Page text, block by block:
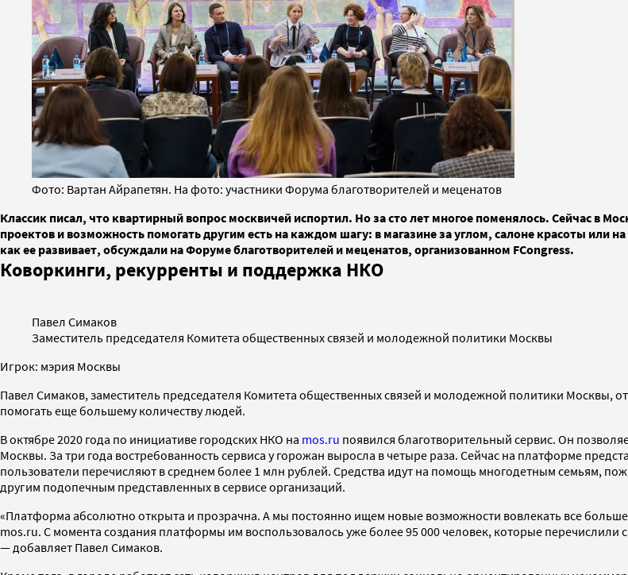
Фото: Вартан Айрапетян. На фото: участники Форума благотворителей и меценатов
Классик писал, что квартирный вопрос москвичей испортил. Но за сто лет многое поменялось. Сейчас в
проектов и возможность помогать другим есть на каждом шагу: в магазине за углом, салоне красоты или
как ее развивает, обсуждали на Форуме благотворителей и меценатов, организованном FCongress.
Коворкинги, рекурренты и поддержка НКО
Павел Симаков
Заместитель председателя Комитета общественных связей и молодежной политики Москвы
Игрок: мэрия Москвы
Павел Симаков, заместитель председателя Комитета общественных связей и молодежной политики Москвы,
помогать еще большему количеству людей.
В октябре 2020 года по инициативе городских НКО на mos.ru появился благотворительный сервис. Он
Москвы. За три года востребованность сервиса у горожан выросла в четыре раза. Сейчас на платформе
пользователи перечисляют в среднем более 1 млн рублей. Средства идут на помощь многодетным семьям,
другим подопечным представленных в сервисе организаций.
«Платформа абсолютно открыта и прозрачна. А мы постоянно ищем новые возможности вовлекать все
mos.ru. С момента создания платформы им воспользовалось уже более 95 000 человек, которые
— добавляет Павел Симаков.